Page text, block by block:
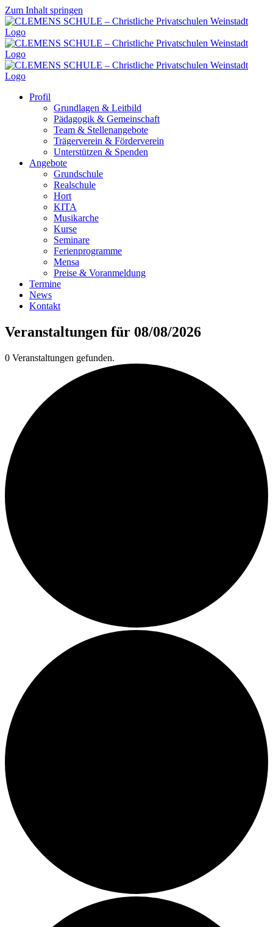
Zum Inhalt springen
Profil
Grundlagen & Leitbild
Pädagogik & Gemeinschaft
Team & Stellenangebote
Trägerverein & Förderverein
Unterstützen & Spenden
Angebote
Grundschule
Realschule
Hort
KITA
Musikarche
Kurse
Seminare
Ferienprogramme
Mensa
Preise & Voranmeldung
Termine
News
Kontakt
Veranstaltungen für 08/08/2026
0 Veranstaltungen gefunden.